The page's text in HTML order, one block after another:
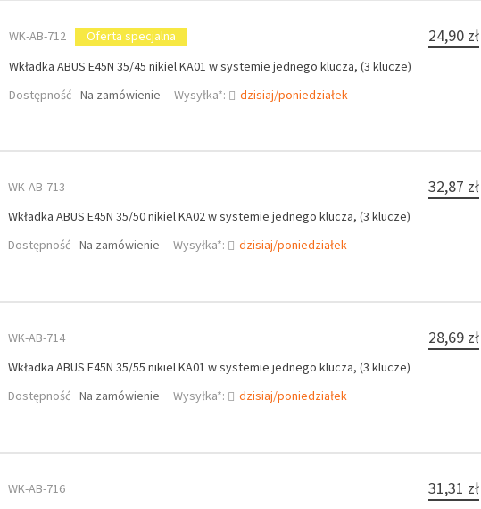
WK-AB-712
Oferta specjalna
Wkładka ABUS E45N 35/45 nikiel KA01 w systemie jednego klucza, (3 klucze)
Dostępność Na zamówienie Wysyłka*: dzisiaj/poniedziałek
24,90 zł
WK-AB-713
Wkładka ABUS E45N 35/50 nikiel KA02 w systemie jednego klucza, (3 klucze)
Dostępność Na zamówienie Wysyłka*: dzisiaj/poniedziałek
32,87 zł
WK-AB-714
Wkładka ABUS E45N 35/55 nikiel KA01 w systemie jednego klucza, (3 klucze)
Dostępność Na zamówienie Wysyłka*: dzisiaj/poniedziałek
28,69 zł
WK-AB-716
31,31 zł